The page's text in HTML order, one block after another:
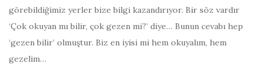
görebildiğimiz yerler bize bilgi kazandırıyor. Bir söz vardır
‘Çok okuyan mı bilir, çok gezen mi?’ diye… Bunun cevabı hep
‘gezen bilir’ olmuştur. Biz en iyisi mi hem okuyalım, hem
gezelim…